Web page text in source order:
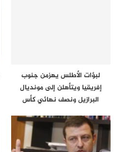
لبؤات الأطلس يهزمن جنوب
إفريقيا ويتأهلن إلى مونديال
البرازيل ونصف نهائي كأس